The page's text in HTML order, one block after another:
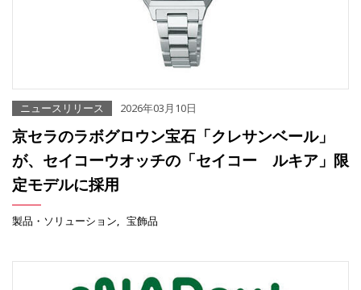
ニュースリリース 2026年03月10日
京セラのラボグロウン宝石「クレサンベール」
が、セイコーウオッチの「セイコー ルキア」限
定モデルに採用
製品・ソリューション 宝飾品